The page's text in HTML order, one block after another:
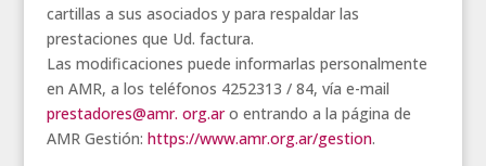
cartillas a sus asociados y para respaldar las
prestaciones que Ud. factura.
Las modificaciones puede informarlas personalmente
en AMR, a los teléfonos 4252313 / 84, vía e-mail
prestadores@amr. org.aro entrando a la página de
AMR Gestión: https://www.amr.org.ar/gestion.